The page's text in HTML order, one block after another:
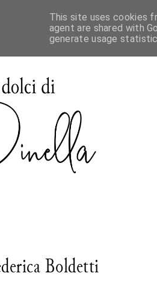
Boldetti
This site uses cookies
agent are shared with
generate usage